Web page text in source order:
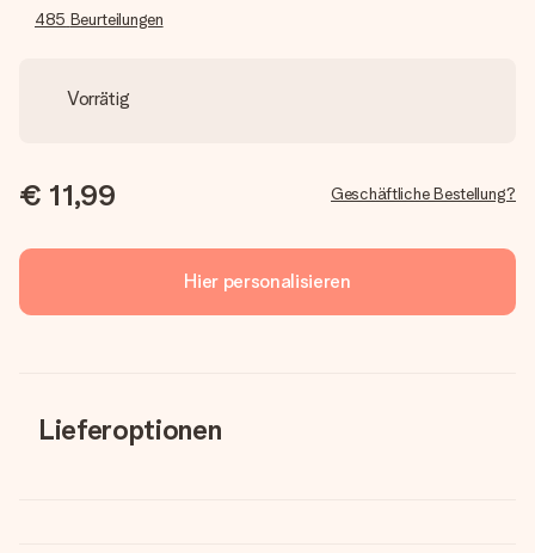
485 Beurteilungen
Vorrätig
€ 11,99 Geschäftliche Bestellung?
Hier personalisieren
Lieferoptionen